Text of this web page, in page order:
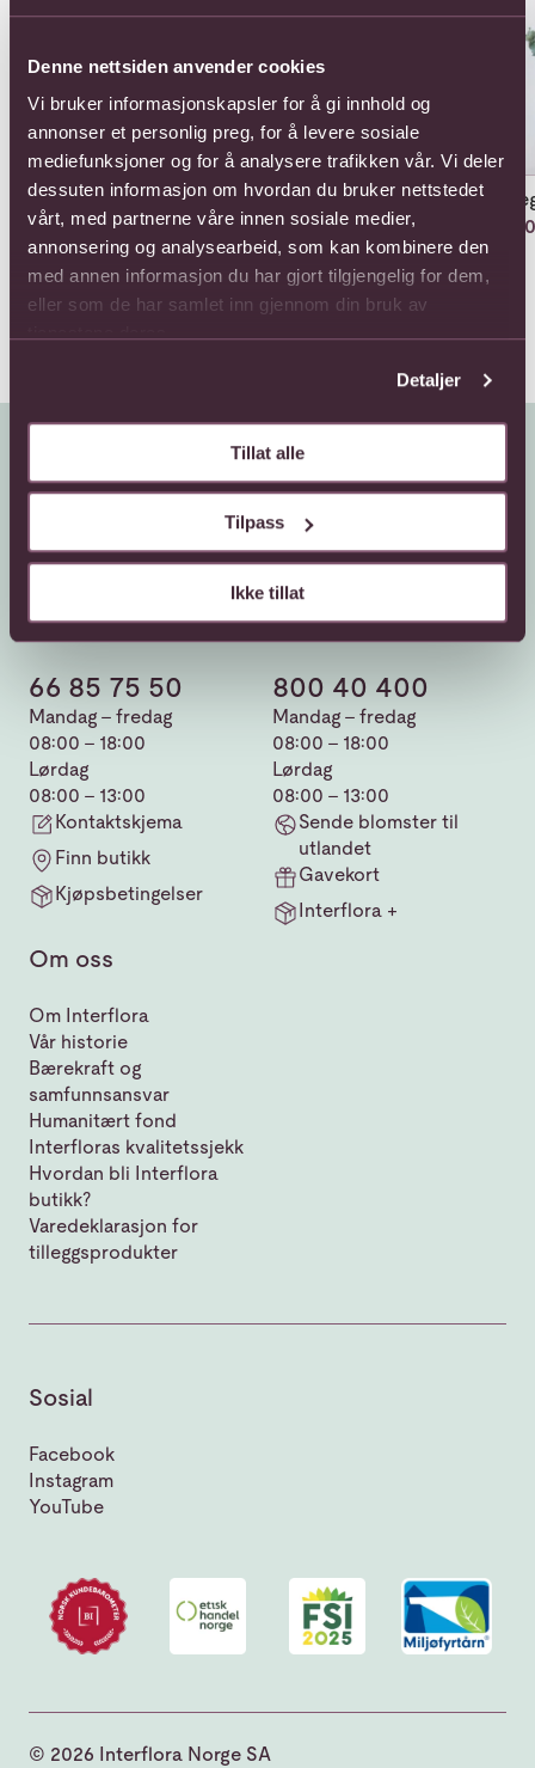
Denne nettsiden anvender cookies
Vi bruker informasjonskapsler for å gi innhold og
annonser et personlig preg, for å levere sosiale
mediefunksjoner og for å analysere trafikken vår. Vi deler
dessuten informasjon om hvordan du bruker nettstedet
vårt, med partnerne våre innen sosiale medier,
annonsering og analysearbeid, som kan kombinere den
med annen informasjon du har gjort tilgjengelig for dem,
eller som de har samlet inn gjennom din bruk av
Detaljer
Tillat alle
Tilpass
Ikke tillat
Atenea
Fra 440,-
Coffin cover with red
roses
1749,-
Kundeservice
66 85 75 50
Mandag - fredag
08:00 - 18:00
Lørdag
08:00 - 13:00
Kontaktskjema
Finn butikk
Kjøpsbetingelser
Sende blomster
800 40 400
Mandag - fredag
08:00 - 18:00
Lørdag
08:00 - 13:00
Sende blomster til
utlandet
Gavekort
Interflora +
Om oss
Om Interflora
Vår historie
Bærekraft og
samfunnsansvar
Humanitært fond
Interfloras kvalitetssjekk
Hvordan bli Interflora
butikk?
Varedeklarasjon for
tilleggsprodukter
Sosial
Facebook
Instagram
YouTube
© 2026 Interflora Norge SA